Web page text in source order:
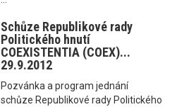
Schůze Republikové rady
Politického hnutí
COEXISTENTIA (COEX)...
29.9.2012
Pozvánka a program jednání
schůze Republikové rady Politického